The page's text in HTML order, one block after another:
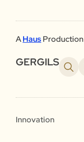
AHausProduction
GERGILS
Innovation